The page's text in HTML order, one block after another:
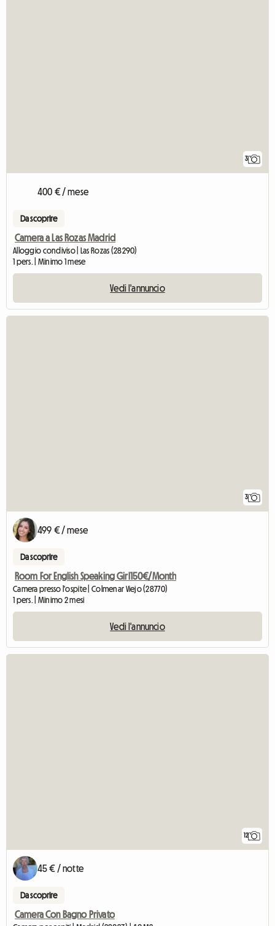
3
400 € / mese
Da scoprire
Camera a Las Rozas Madrid
Alloggio condiviso | Las Rozas (28290)
1 pers. | Minimo 1 mese
Vedi l'annuncio
3
499 € / mese
Da scoprire
Room For English Speaking Girl150€/Month
Camera presso l'ospite | Colmenar Viejo (28770)
1 pers. | Minimo 2 mesi
Vedi l'annuncio
12
45 € / notte
Da scoprire
Camera Con Bagno Privato